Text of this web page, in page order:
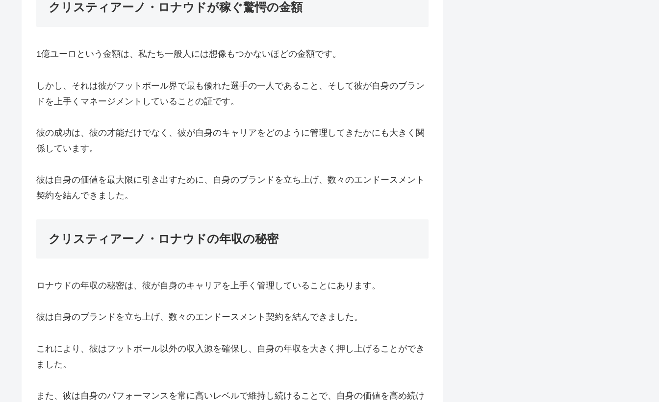
クリスティアーノ・ロナウドが稼ぐ驚愕の金額
1億ユーロという金額は、私たち一般人には想像もつかないほどの金額です。
しかし、それは彼がフットボール界で最も優れた選手の一人であること、そして彼が自身のブラン
ドを上手くマネージメントしていることの証です。
彼の成功は、彼の才能だけでなく、彼が自身のキャリアをどのように管理してきたかにも大きく関
係しています。
彼は自身の価値を最大限に引き出すために、自身のブランドを立ち上げ、数々のエンドースメント
契約を結んできました。
クリスティアーノ・ロナウドの年収の秘密
ロナウドの年収の秘密は、彼が自身のキャリアを上手く管理していることにあります。
彼は自身のブランドを立ち上げ、数々のエンドースメント契約を結んできました。
これにより、彼はフットボール以外の収入源を確保し、自身の年収を大きく押し上げることができ
ました。
また、彼は自身のパフォーマンスを常に高いレベルで維持し続けることで、自身の価値を高め続け